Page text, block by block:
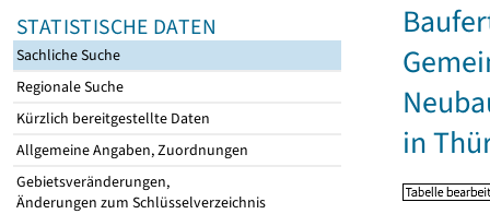
STATISTISCHE DATEN
Sachliche Suche
Regionale Suche
Kürzlich bereitgestellte Daten
Allgemeine Angaben, Zuordnungen
Gebietsveränderungen,
Änderungen zum Schlüsselverzeichnis
in